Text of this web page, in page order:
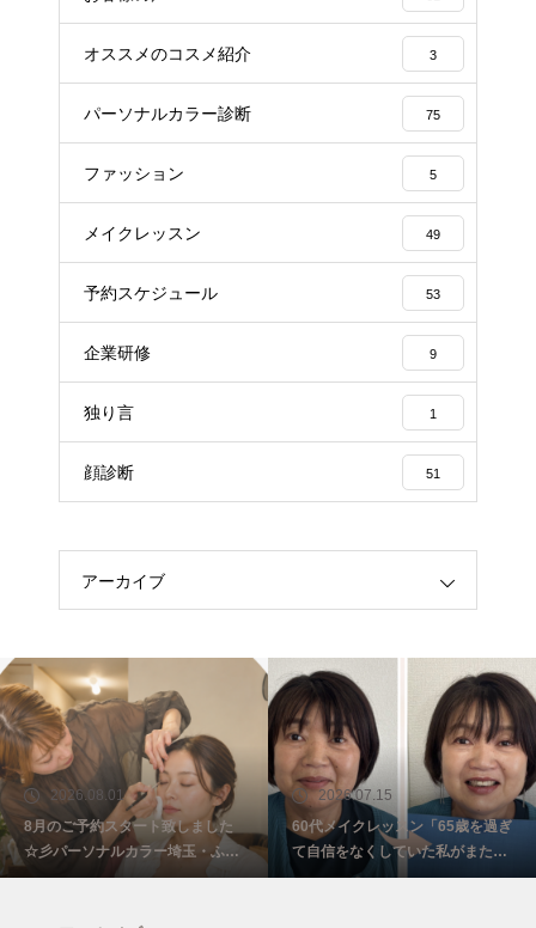
オススメのコスメ紹介 3
パーソナルカラー診断 75
ファッション 5
メイクレッスン 49
予約スケジュール 53
企業研修 9
独り言 1
顔診断 51
アーカイブ
2026.08.01
8月のご予約スタート致しました
☆彡パーソナルカラー埼玉・ふじ
み野
2026.07.15
60代メイクレッスン「65歳を過ぎ
て自信をなくしていた私がまた少
し前を向けました☺️埼玉・ふじみ